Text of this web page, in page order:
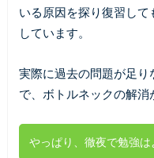
いる原因を探り復習して
しています。
実際に過去の問題が足り
で、ボトルネックの解消
やっぱり、徹夜で勉強は